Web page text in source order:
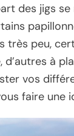
des jigs
très peu,
à
vos
faire une